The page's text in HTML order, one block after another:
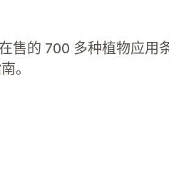
的 700 多种植物应用
。